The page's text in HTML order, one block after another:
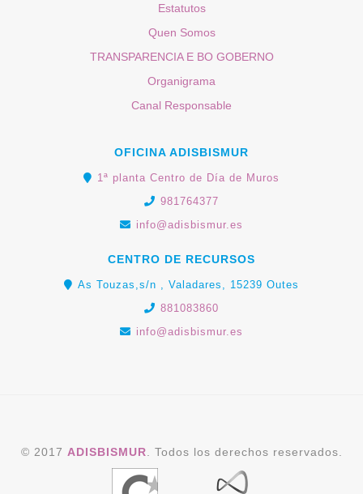
Estatutos
Quen Somos
TRANSPARENCIA E BO GOBERNO
Organigrama
Canal Responsable
OFICINA ADISBISMUR
1ª planta Centro de Día de Muros
981764377
info@adisbismur.es
CENTRO DE RECURSOS
As Touzas,s/n , Valadares, 15239 Outes
881083860
info@adisbismur.es
© 2017 ADISBISMUR . Todos los derechos reservados.